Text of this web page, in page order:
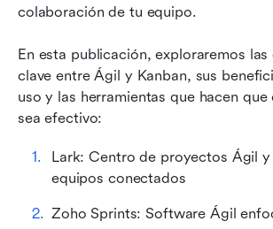
colaboración de tu equipo.
En esta publicación, exploraremos las
clave entre Ágil y Kanban, sus
uso y las herramientas que hacen
sea efectivo:
Lark: Centro de proyectos Ágil y
equipos conectados
Zoho Sprints: Software Ágil
Kanban vs. ágil: ¿cuál deberías
Desafíos y soluciones
Conclusión
Preguntas frecuentes
Lecturas relacionadas